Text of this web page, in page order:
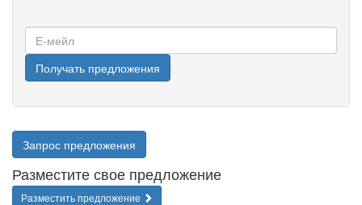
Е-
мейл
Получать предложения
Запрос предложения
Разместите свое предложение
Разместить предложение